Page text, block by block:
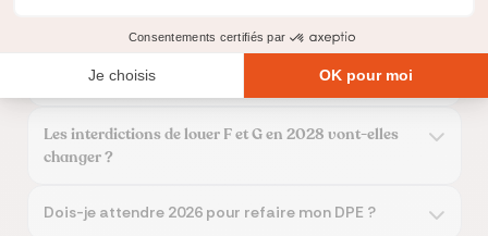
Les biens chauffés au gaz seront-ils avantagés ?
Les interdictions de louer F et G en 2028 vont-elles
changer ?
Dois-je attendre 2026 pour refaire mon DPE ?